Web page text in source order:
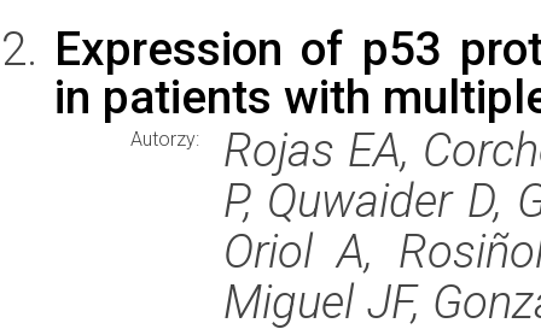
Expression of p53
in patients with
Autorzy:
Rojas EA,
P, Quwaider D,
Oriol A,
Miguel JF,